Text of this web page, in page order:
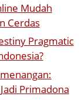
Mudah
Cerdas
Pragmatic
Primadona